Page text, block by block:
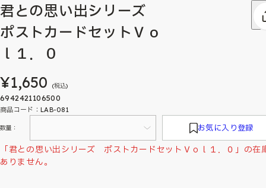
君との思い出シリーズ
ポストカードセットＶｏ
ｌ１．０
¥1,650 (税込)
6942421106500
商品コード：LAB-081
数量： お気に入り登録
「君との思い出シリーズ ポストカードセットＶｏｌ１．０」の在
ありません。